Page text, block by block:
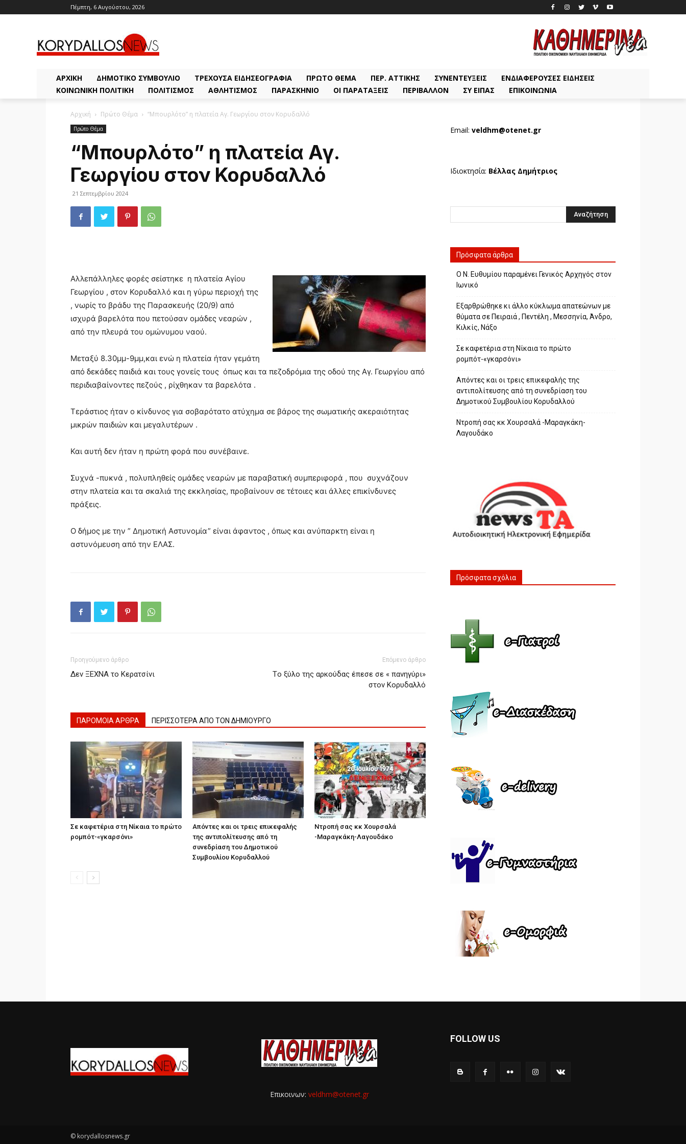
Πέμπτη, 6 Αυγούστου, 2026
ΑΡΧΙΚΗ ΔΗΜΟΤΙΚΌ ΣΥΜΒΟΎΛΙΟ ΤΡΈΧΟΥΣΑ ΕΙΔΗΣΕΟΓΡΑΦΊΑ ΠΡΏΤΟ ΘΈΜΑ ΠΕΡ. ΑΤΤΙΚΉΣ ΣΥΝΕΝΤΕΎΞΕΙΣ
ΕΝΔΙΑΦΈΡΟΥΣΕΣ ΕΙΔΉΣΕΙΣ
ΚΟΙΝΩΝΙΚΉ ΠΟΛΙΤΙΚΉ
ΠΟΛΙΤΙΣΜΌΣ ΑΘΛΗΤΙΣΜΌΣ ΠΑΡΑΣΚΉΝΙΟ ΟΙ ΠΑΡΑΤΆΞΕΙΣ ΠΕΡΙΒΆΛΛΟΝ ΣΥ ΕΊΠΑΣ ΕΠΙΚΟΙΝΩΝΊΑ
Αρχική Πρώτο Θέμα “Μπουρλότο” η πλατεία Αγ. Γεωργίου στον Κορυδαλλό
Πρώτο Θέμα
“Μπουρλότο” η πλατεία Αγ.
Γεωργίου στον Κορυδαλλό
21 Σεπτεμβρίου 2024
Αλλεπάλληλες φορές σείστηκε η πλατεία Αγίου
Γεωργίου , στον Κορυδαλλό και η γύρω περιοχή της
, νωρίς το βράδυ της Παρασκευής (20/9) από
ισχυρά βαρελότα που πετούσαν ομάδες νεαρών ,
από την πλευρά του ομώνυμου ναού.
Μεταξύ 8.30μμ-9μμ,και ενώ η πλατεία ήταν γεμάτη
από δεκάδες παιδιά και τους γονείς τους όπως και τα πεζοδρόμια της οδού της Αγ. Γεωργίου από
περιδιαβαίνοντες πεζούς , ρίχθηκαν τα βαρελότα .
Τεράστιος ήταν ο κίνδυνος για σοβαρότατο ατύχημα σε βάρος της σωματικής ακεραιότητας
μικρών παιδιών και μεγαλυτέρων .
Και αυτή δεν ήταν η πρώτη φορά που συνέβαινε.
Συχνά -πυκνά , πολυπληθείς ομάδες νεαρών με παραβατική συμπεριφορά , που συχνάζουν
στην πλατεία και τα σκαλιά της εκκλησίας, προβαίνουν σε τέτοιες και άλλες επικίνδυνες
πράξεις.
Ο δήμος με την ” Δημοτική Αστυνομία” είναι άφαντος , όπως και ανύπαρκτη είναι η
αστυνόμευση από την ΕΛΑΣ.
Προηγούμενο άρθρο
Δεν ΞΕΧΝΑ το Κερατσίνι
Επόμενο άρθρο
Tο ξύλο της αρκούδας έπεσε σε « πανηγύρι»
στον Κορυδαλλό
ΠΑΡΟΜΟΙΑ ΑΡΘΡΑ ΠΕΡΙΣΣΟΤΕΡΑ ΑΠΟ ΤΟΝ ΔΗΜΙΟΥΡΓΟ
Σε καφετέρια στη Νίκαια το πρώτο
ρομπότ-«γκαρσόνι»
Απόντες και οι τρεις επικεφαλής
της αντιπολίτευσης από τη
συνεδρίαση του Δημοτικού
Συμβουλίου Κορυδαλλού
Ντροπή σας κκ Χουρσαλά
-Μαραγκάκη-Λαγουδάκο
Email: veldhm@otenet.gr
Ιδιοκτησία: Βέλλας Δημήτριος
Πρόσφατα άρθρα
Ο Ν. Ευθυμίου παραμένει Γενικός Αρχηγός στον
Ιωνικό
Εξαρθρώθηκε κι άλλο κύκλωμα απατεώνων με
θύματα σε Πειραιά , Πεντέλη , Μεσσηνία, Άνδρο,
Κιλκίς, Νάξο
Σε καφετέρια στη Νίκαια το πρώτο
ρομπότ-«γκαρσόνι»
Απόντες και οι τρεις επικεφαλής της
αντιπολίτευσης από τη συνεδρίαση του
Δημοτικού Συμβουλίου Κορυδαλλού
Ντροπή σας κκ Χουρσαλά -Μαραγκάκη-
Λαγουδάκο
Πρόσφατα σχόλια
Επικοινων: veldhm@otenet.gr
FOLLOW US
© korydallosnews.gr